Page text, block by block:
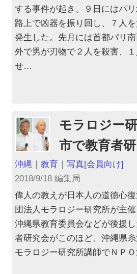
する事件が起き、９日にはパ
路上で凶器を振り回し、７人
発生した。先月には首都パリ
外で男が刃物で２人を殺害、
せ…
モラロジー
市で教育者
沖縄 ｜教育 ｜写真[会員向け]
2018/9/18 編集局
偉人の教えが日本人の道徳心
団法人モラロジー研究所が主催
沖縄県教育委員会などが後援
者研究会がこのほど、沖縄県糸
モラロジー研究所講師でＮＰ